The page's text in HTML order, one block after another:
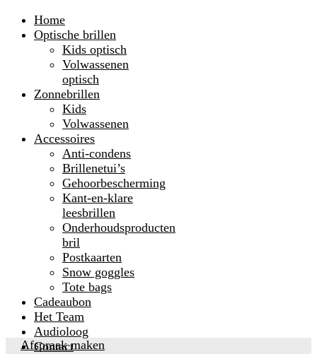
Home
Optische brillen
Kids optisch
Volwassenen
optisch
Zonnebrillen
Kids
Volwassenen
Accessoires
Anti-condens
Brillenetui’s
Gehoorbescherming
Kant-en-klare
leesbrillen
Onderhoudsproducten
bril
Postkaarten
Snow goggles
Tote bags
Cadeaubon
Het Team
Audioloog
Contact
Afspraak maken